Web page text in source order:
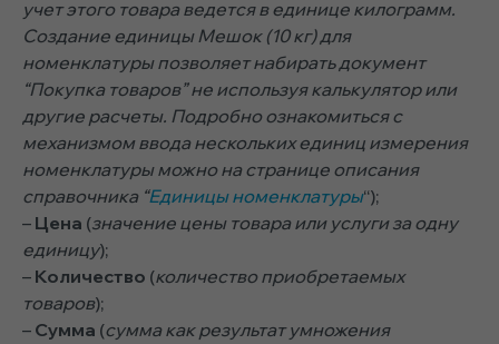
учет этого товара ведется в единице килограмм.
Создание единицы Мешок (10 кг) для
номенклатуры позволяет набирать документ
“Покупка товаров” не используя калькулятор или
другие расчеты. Подробно ознакомиться с
механизмом ввода нескольких единиц измерения
номенклатуры можно на странице описания
справочника “Единицы номенклатуры“);
– Цена (значение цены товара или услуги за одну
единицу);
– Количество (количество приобретаемых
товаров);
– Сумма (сумма как результат умножения